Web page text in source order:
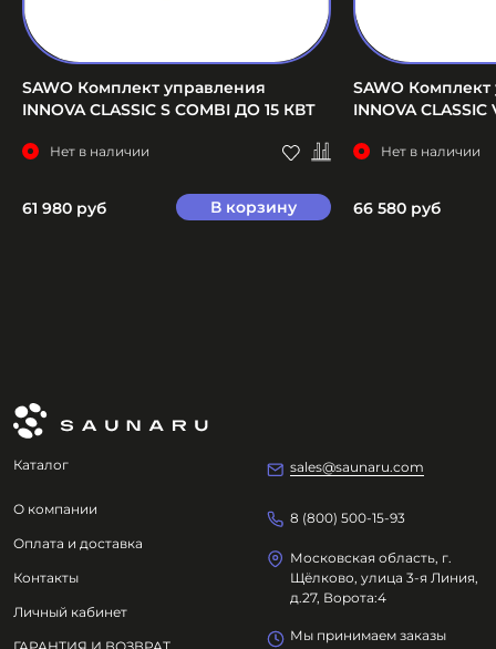
SAWO Комплект управления
INNOVA CLASSIC S COMBI ДО 15 КВТ
Нет в наличии
61 980 руб В корзину
SAWO
INNOVA
Нет в наличии
66 580 руб
Каталог
О компании
Оплата и доставка
Контакты
Личный кабинет
sales@saunaru.com
8 (800) 500-15-93
Московская область, г.
Щёлково, улица 3-я Линия,
д.27, Ворота:4
Мы принимаем заказы